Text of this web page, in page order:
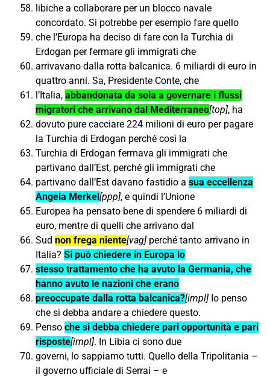
libiche a collaborare per un blocco navale
concordato. Si potrebbe per esempio fare quello
che l’Europa ha deciso di fare con la Turchia di
Erdogan per fermare gli immigrati che
arrivavano dalla rotta balcanica. 6 miliardi di euro in
quattro anni. Sa, Presidente Conte, che
l’Italia, abbandonata da sola a governare i flussi
migratori che arrivano dal Mediterraneo[top], ha
dovuto pure cacciare 224 milioni di euro per pagare
la Turchia di Erdogan perché così la
Turchia di Erdogan fermava gli immigrati che
partivano dall’Est, perché gli immigrati che
partivano dall’Est davano fastidio a sua eccellenza
Angela Merkel[ppp], e quindi l’Unione
Europea ha pensato bene di spendere 6 miliardi di
euro, mentre di quelli che arrivano dal
Sud non frega niente[vag]perché tanto arrivano in
Italia? Si può chiedere in Europa lo
stesso trattamento che ha avuto la Germania, che
hanno avuto le nazioni che erano
preoccupate dalla rotta balcanica?[impl]Io penso
che si debba andare a chiedere questo.
Penso che si debba chiedere pari opportunità e pari
risposte[impl]. In Libia ci sono due
governi, lo sappiamo tutti. Quello della Tripolitania –
il governo ufficiale di Serrai – e